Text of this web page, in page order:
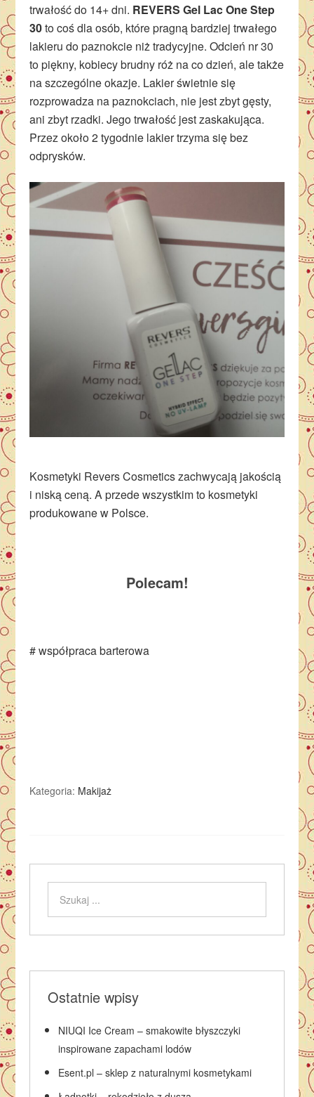
trwałość do 14+ dni. REVERS Gel Lac One Step
30to coś dla osób, które pragną bardziej trwałego
lakieru do paznokcie niż tradycyjne. Odcień nr 30
to piękny, kobiecy brudny róż na co dzień, ale także
na szczególne okazje. Lakier świetnie się
rozprowadza na paznokciach, nie jest zbyt gęsty,
ani zbyt rzadki. Jego trwałość jest zaskakująca.
Przez około 2 tygodnie lakier trzyma się bez
odprysków.
Kosmetyki Revers Cosmetics zachwycają jakością
i niską ceną. A przede wszystkim to kosmetyki
produkowane w Polsce.
Polecam!
# współpraca barterowa
Kategoria: Makijaż
Ostatnie wpisy
NIUQI Ice Cream – smakowite błyszczyki
inspirowane zapachami lodów
Esent.pl – sklep z naturalnymi kosmetykami